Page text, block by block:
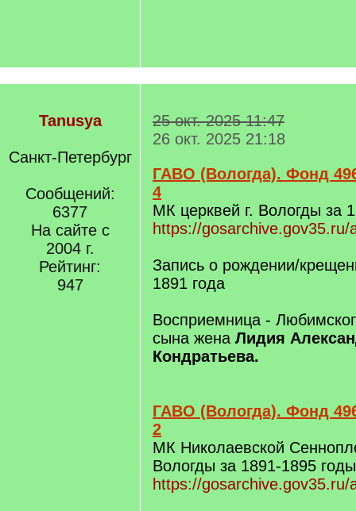
Tanusya
Санкт-Петербург
Сообщений:
6377
На сайте с
2004 г.
Рейтинг:
947
25 окт. 2025 11:47
26 окт. 2025 21:18
ГАВО (Вологда). Фонд
4
МК церквей г. Вологды за
https://
Запись о рождении/
1891 года
Восприемница -
сына жена Лидия
Кондратьева.
ГАВО (Вологда). Фонд
2
МК Николаевской
Вологды за 1891-1895 годы
https://